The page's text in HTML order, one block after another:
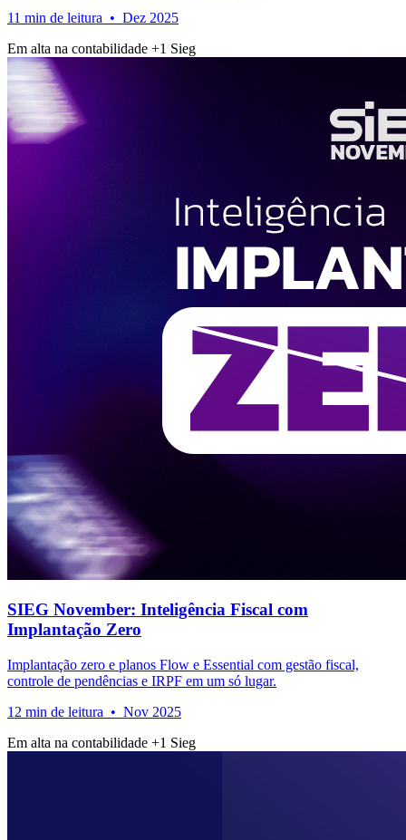
11 min de leitura • Dez 2025
Em alta na contabilidade +1 Sieg
SIEG November: Inteligência Fiscal com
Implantação Zero
Implantação zero e planos Flow e Essential com gestão fiscal,
controle de pendências e IRPF em um só lugar.
12 min de leitura • Nov 2025
Em alta na contabilidade +1 Sieg